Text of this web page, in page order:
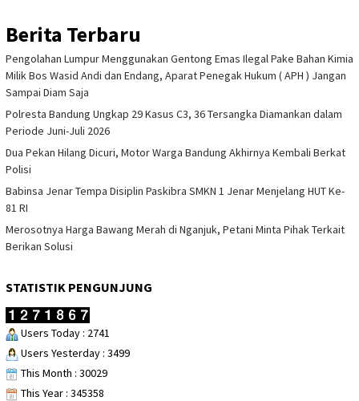
Berita Terbaru
Pengolahan Lumpur Menggunakan Gentong Emas Ilegal Pake Bahan Kimia
Milik Bos Wasid Andi dan Endang, Aparat Penegak Hukum ( APH ) Jangan
Sampai Diam Saja
Polresta Bandung Ungkap 29 Kasus C3, 36 Tersangka Diamankan dalam
Periode Juni-Juli 2026
Dua Pekan Hilang Dicuri, Motor Warga Bandung Akhirnya Kembali Berkat
Polisi
Babinsa Jenar Tempa Disiplin Paskibra SMKN 1 Jenar Menjelang HUT Ke-
81 RI
Merosotnya Harga Bawang Merah di Nganjuk, Petani Minta Pihak Terkait
Berikan Solusi
STATISTIK PENGUNJUNG
Users Today : 2741
Users Yesterday : 3499
This Month : 30029
This Year : 345358